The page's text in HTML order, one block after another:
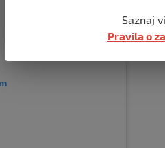
Saznaj
Pravila o